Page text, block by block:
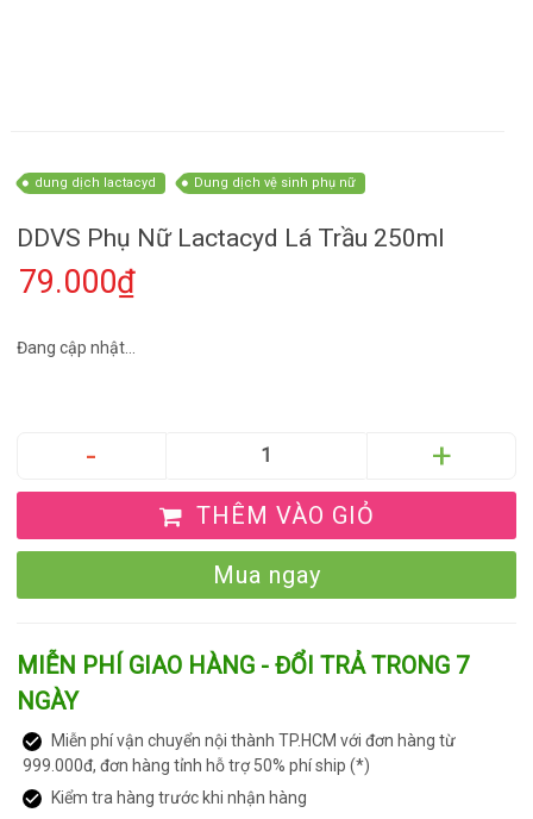
dung dịch lactacyd Dung dịch vệ sinh phụ nữ
DDVS Phụ Nữ Lactacyd Lá Trầu 250ml
79.000₫
Đang cập nhật...
THÊM VÀO GIỎ
Mua ngay
MIỄN PHÍ GIAO HÀNG - ĐỔI TRẢ TRONG 7
NGÀY
Miễn phí vận chuyển nội thành TP.HCM với đơn hàng từ
999.000đ, đơn hàng tỉnh hỗ trợ 50% phí ship (*)
Kiểm tra hàng trước khi nhận hàng